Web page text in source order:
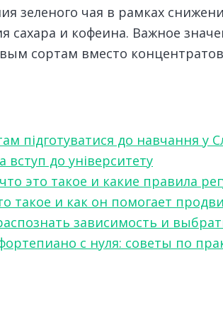
зеленого чая в рамках
сахара и кофеина. Важное
сортам вместо
підготуватися до навчання
вступ до університету
это такое и какие правила
такое и как он помогает
зависимость и
с нуля: советы по